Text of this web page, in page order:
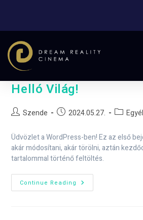
Helló Világ!
Szende 2024.05.27.
Üdvözlet a WordPress-ben! Ez az első
akár módosítani, akár törölni, aztán
tartalommal történő feltöltés.
Continue Reading